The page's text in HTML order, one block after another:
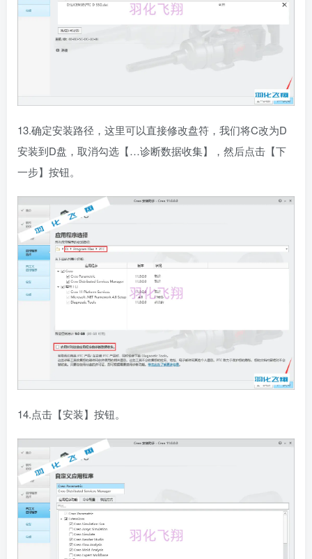
13.确定安装路径，这里可以直接修改盘符，我们将C改为D
安装到D盘，取消勾选【…诊断数据收集】，然后点击【下
一步】按钮。
14.点击【安装】按钮。